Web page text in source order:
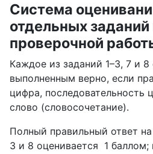
Система
отдельных заданий
проверочной
Каждое из заданий 1–3, 7 и 8
выполненным верно, если
цифра, последовательность
слово (словосочетание).
Полный правильный ответ
3 и 8 оценивается 1 баллом;